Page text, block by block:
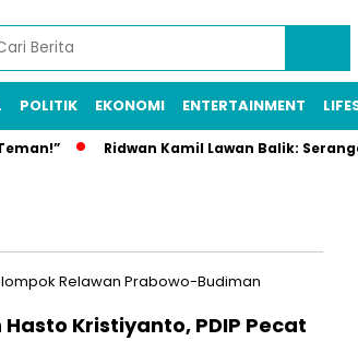
POLITIK EKONOMI ENTERTAINMENT
Ridwan Kamil Lawan Balik:
Kristiyanto, PDIP Pecat